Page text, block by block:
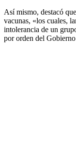
Así mismo, destacó
vacunas, «los cuales,
intolerancia de un
por orden del